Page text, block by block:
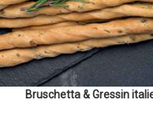
Bruschetta & Gressin